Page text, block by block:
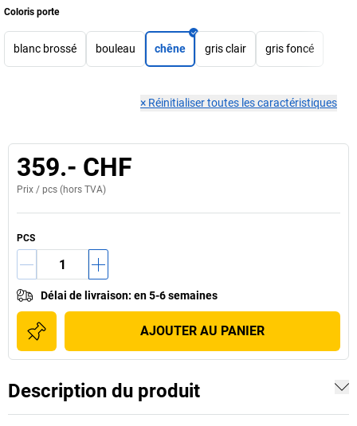
Coloris porte
blanc brossé bouleau chêne gris clair gris foncé
× Réinitialiser toutes les caractéristiques
359.- CHF
Prix / pcs (hors TVA)
PCS
Délai de livraison: en 5-6 semaines
AJOUTER AU PANIER
Description du produit